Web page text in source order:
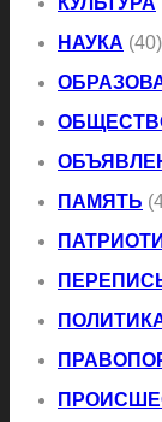
НАУКА (40)
ПАМЯТЬ